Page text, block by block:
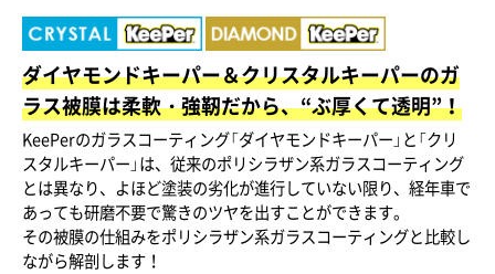
ダイヤモンドキーパー＆クリスタルキーパーのガ
ラス被膜は柔軟・強靭だから、“ぶ厚くて透明”！
KeePerのガラスコーティング「ダイヤモンドキーパー」と「クリ
スタルキーパー」は、従来のポリシラザン系ガラスコーティング
とは異なり、よほど塗装の劣化が進行していない限り、経年車で
あっても研磨不要で驚きのツヤを出すことができます。
その被膜の仕組みをポリシラザン系ガラスコーティングと比較し
ながら解剖します！